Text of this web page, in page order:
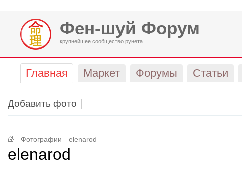
Фен-шуй Форум
крупнейшее сообщество рунета
Главная Маркет Форумы Статьи
Добавить фото
– Фотографии – elenarod
elenarod